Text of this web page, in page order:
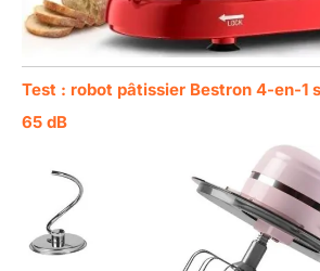
Test : robot pâtissier Bestron 4-en-1
65 dB